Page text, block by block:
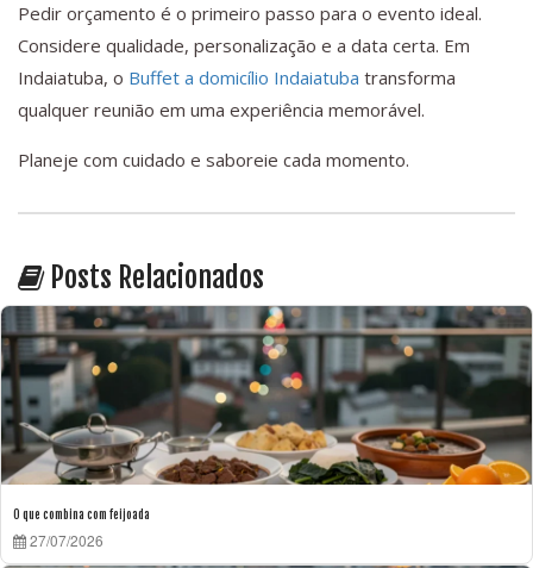
Pedir orçamento é o primeiro passo para o evento ideal.
Considere qualidade, personalização e a data certa. Em
Indaiatuba, o Buffet a domicílio Indaiatuba transforma
qualquer reunião em uma experiência memorável.
Planeje com cuidado e saboreie cada momento.
Posts Relacionados
O que combina com feijoada
27/07/2026